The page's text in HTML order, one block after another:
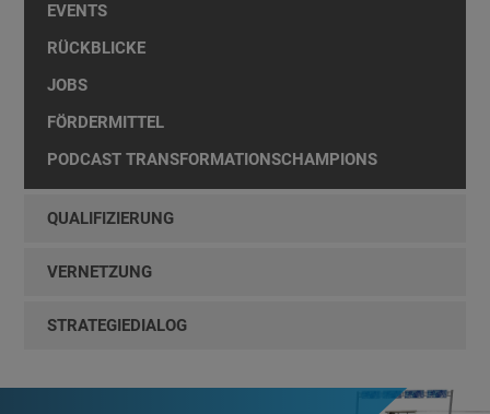
EVENTS
RÜCKBLICKE
JOBS
FÖRDERMITTEL
PODCAST TRANSFORMATIONSCHAMPIONS
QUALIFIZIERUNG
VERNETZUNG
STRATEGIEDIALOG